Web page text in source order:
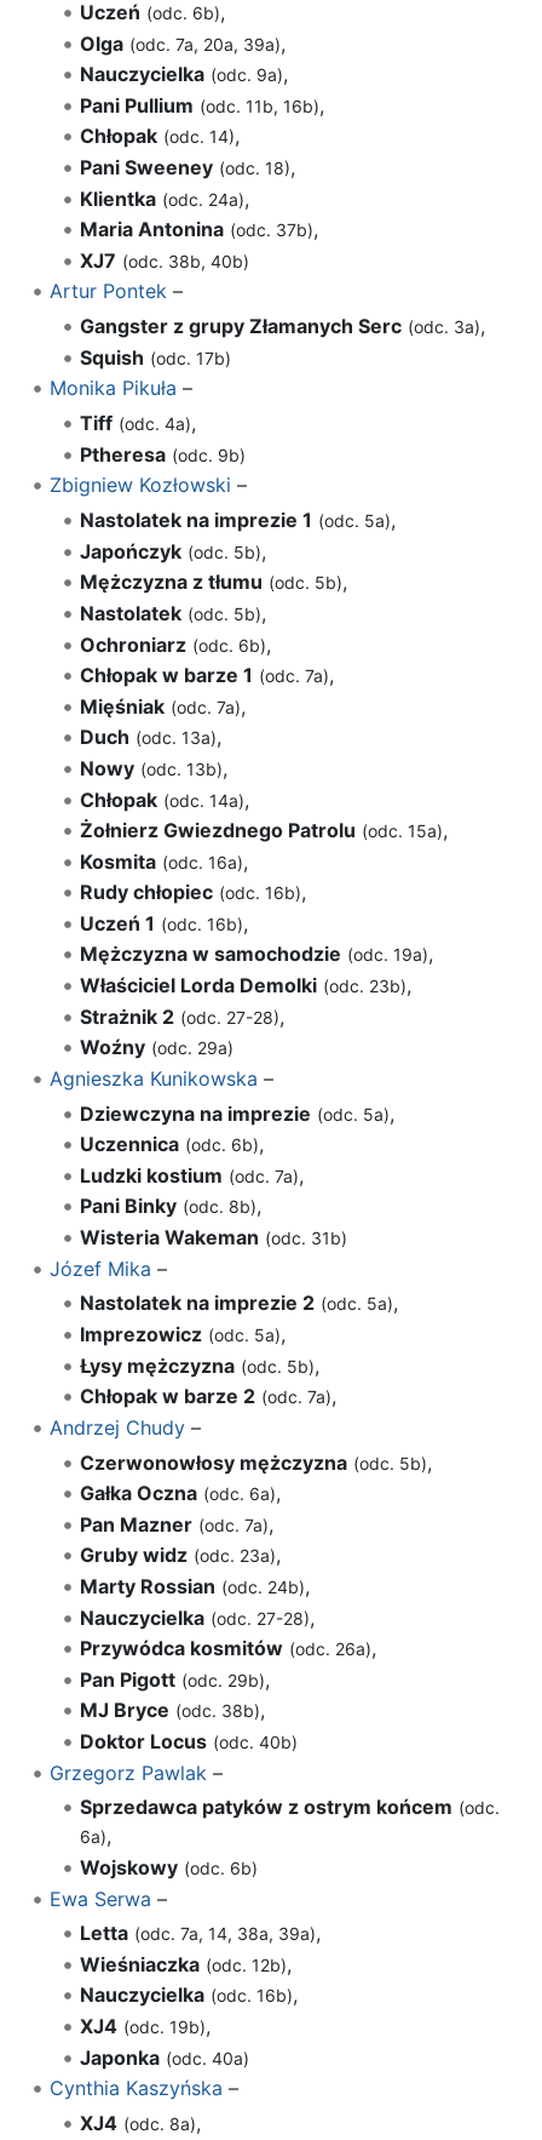
Uczeń (odc. 6b),
Olga (odc. 7a, 20a, 39a),
Nauczycielka (odc. 9a),
Pani Pullium (odc. 11b, 16b),
Chłopak (odc. 14),
Pani Sweeney (odc. 18),
Klientka (odc. 24a),
Maria Antonina (odc. 37b),
XJ7 (odc. 38b, 40b)
Artur Pontek–
Gangster z grupy Złamanych Serc (odc. 3a),
Squish (odc. 17b)
Monika Pikuła –
Tiff (odc. 4a),
Ptheresa (odc. 9b)
Zbigniew Kozłowski –
Nastolatek na imprezie 1 (odc. 5a),
Japończyk (odc. 5b),
Mężczyzna z tłumu (odc. 5b),
Nastolatek (odc. 5b),
Ochroniarz (odc. 6b),
Chłopak w barze 1 (odc. 7a),
Mięśniak (odc. 7a),
Duch (odc. 13a),
Nowy (odc. 13b),
Chłopak (odc. 14a),
Żołnierz Gwiezdnego Patrolu (odc. 15a),
Kosmita (odc. 16a),
Rudy chłopiec (odc. 16b),
Uczeń 1 (odc. 16b),
Mężczyzna w samochodzie (odc. 19a),
Właściciel Lorda Demolki (odc. 23b),
Strażnik 2 (odc. 27-28),
Woźny (odc. 29a)
Agnieszka Kunikowska –
Dziewczyna na imprezie (odc. 5a),
Uczennica (odc. 6b),
Ludzki kostium (odc. 7a),
Pani Binky (odc. 8b),
Wisteria Wakeman (odc. 31b)
Józef Mika –
Nastolatek na imprezie 2 (odc. 5a),
Imprezowicz (odc. 5a),
Łysy mężczyzna (odc. 5b),
Chłopak w barze 2 (odc. 7a),
Andrzej Chudy–
Czerwonowłosy mężczyzna (odc. 5b),
Gałka Oczna (odc. 6a),
Pan Mazner (odc. 7a),
Gruby widz (odc. 23a),
Marty Rossian (odc. 24b),
Nauczycielka (odc. 27-28),
Przywódca kosmitów (odc. 26a),
Pan Pigott (odc. 29b),
MJ Bryce (odc. 38b),
Doktor Locus (odc. 40b)
Grzegorz Pawlak –
Sprzedawca patyków z ostrym końcem (odc.
6a),
Wojskowy (odc. 6b)
Ewa Serwa –
Letta (odc. 7a, 14, 38a, 39a),
Wieśniaczka (odc. 12b),
Nauczycielka (odc. 16b),
XJ4 (odc. 19b),
Japonka (odc. 40a)
Cynthia Kaszyńska –
XJ4 (odc. 8a),